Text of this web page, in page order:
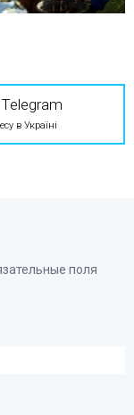
в Україні
поля